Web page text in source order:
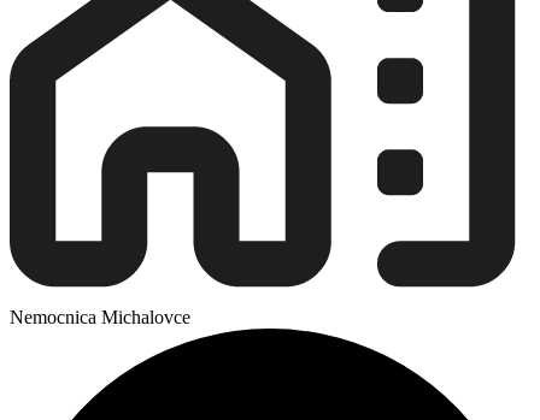
Nemocnica Michalovce